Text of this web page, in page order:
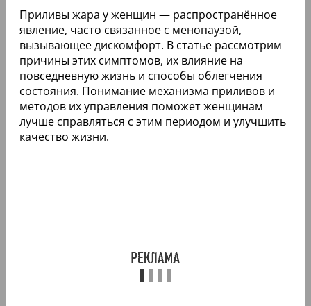
Приливы жара у женщин — распространённое
явление, часто связанное с менопаузой,
вызывающее дискомфорт. В статье рассмотрим
причины этих симптомов, их влияние на
повседневную жизнь и способы облегчения
состояния. Понимание механизма приливов и
методов их управления поможет женщинам
лучше справляться с этим периодом и улучшить
качество жизни.